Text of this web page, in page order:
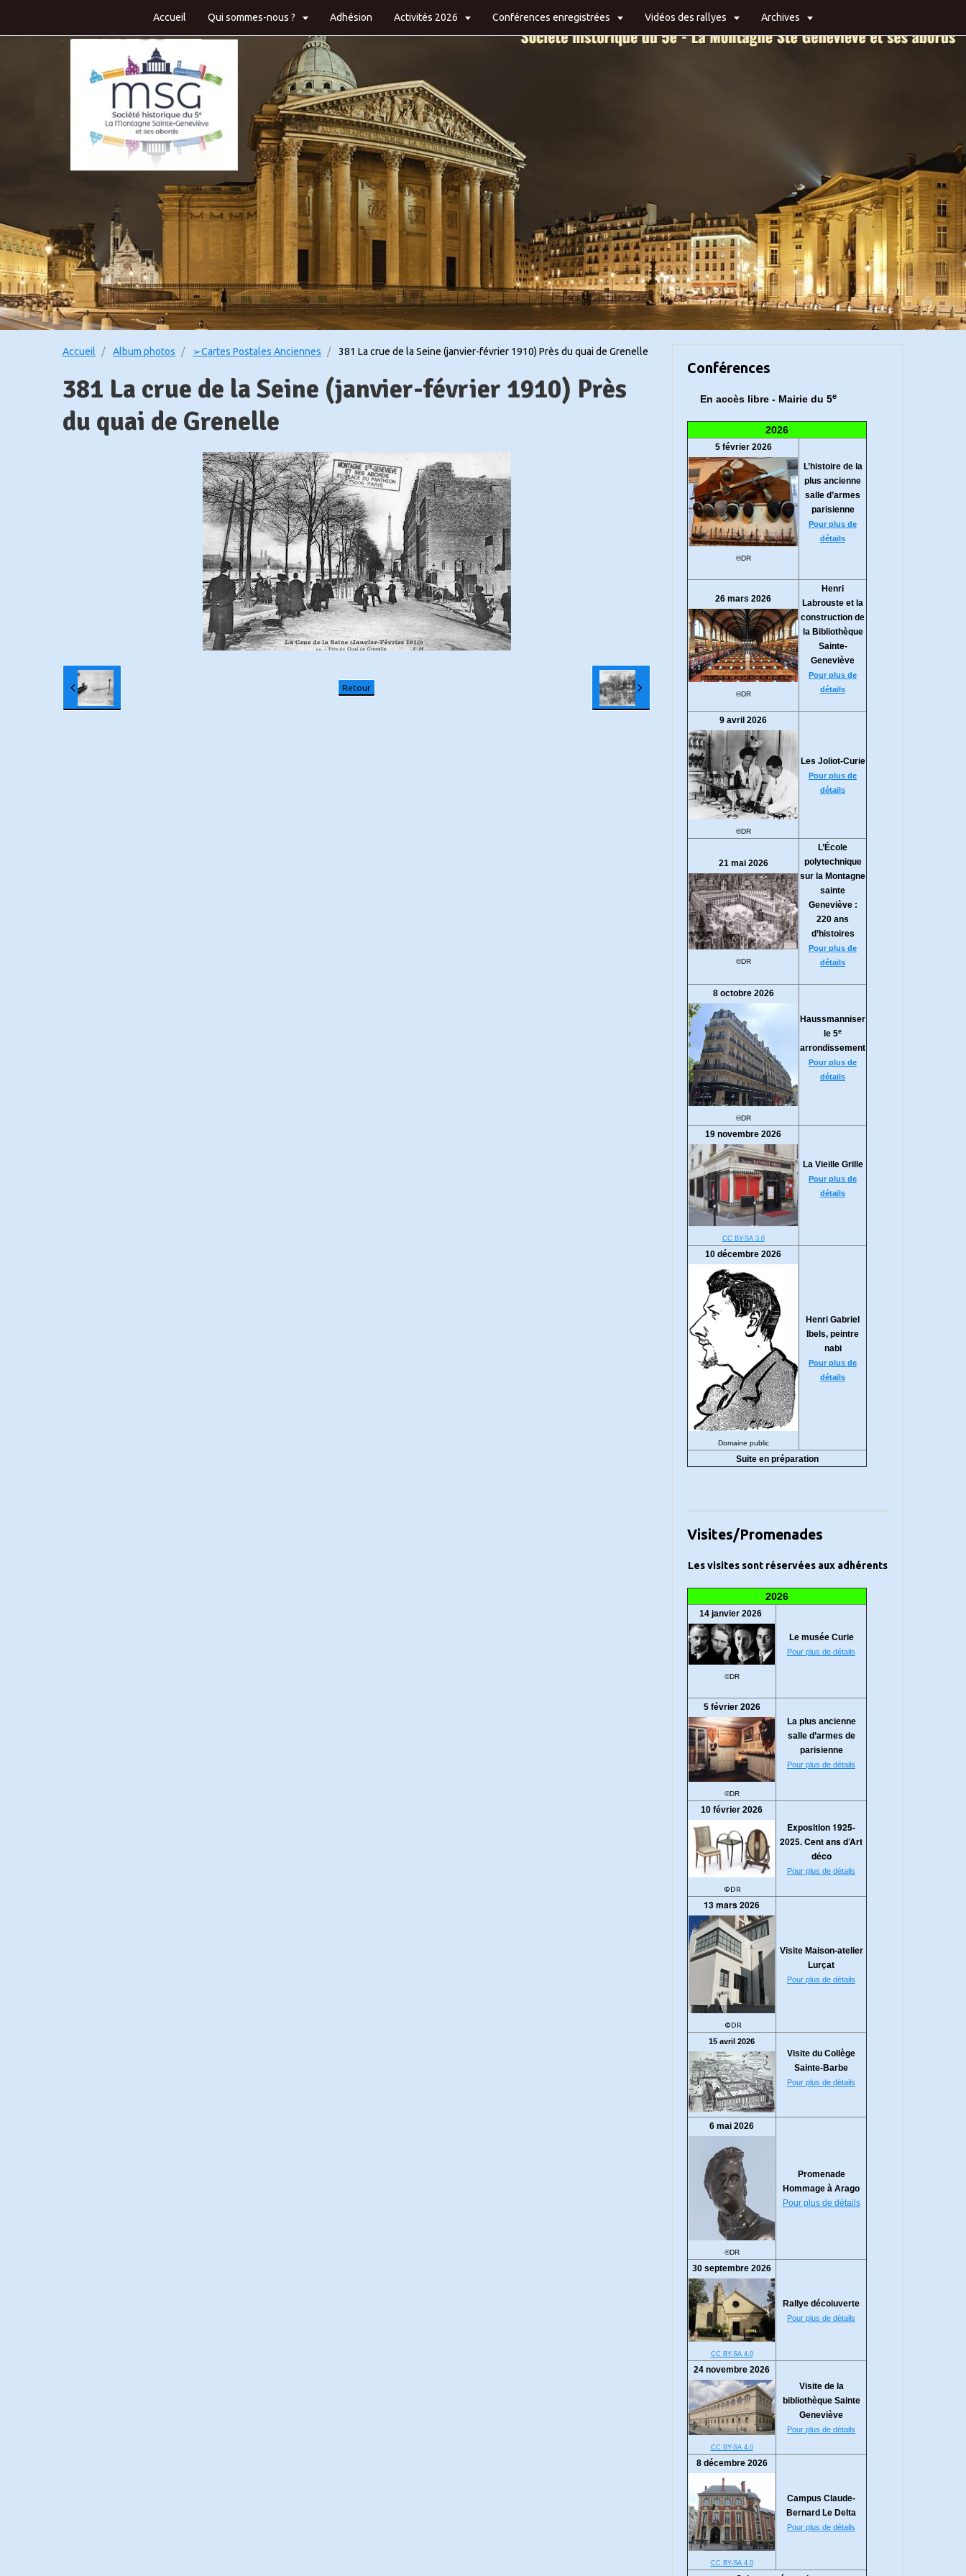
Accueil Qui sommes-nous ? Adhésion Activités 2026 Conférences enregistrées Vidéos des rallyes Archives
Accueil Album photos ➢Cartes Postales Anciennes 381 La crue de la Seine (janvier-février 1910) Près du quai de Grenelle
381 La crue de la Seine (janvier-février 1910) Près
du quai de Grenelle
Retour
Conférences
En accès libre - Mairie du 5e
2026
5 février 2026
©DR
L’histoire de la
plus ancienne
salle d’armes
parisienne
Pour plus de
détails
26 mars 2026
©DR
Henri
Labrouste et la
construction de
la Bibliothèque
Sainte-
Geneviève
Pour plus de
détails
9 avril 2026
©DR
Les Joliot-Curie
Pour plus de
détails
21 mai 2026
©DR
L’École
polytechnique
sur la Montagne
sainte
Geneviève :
220 ans
d’histoires
Pour plus de
détails
8 octobre 2026
©DR
Haussmanniser
le 5e
arrondissement
Pour plus de
détails
19 novembre 2026
CC BY-SA 3.0
La Vieille Grille
Pour plus de
détails
10 décembre 2026
Domaine public
Henri Gabriel
Ibels, peintre
nabi
Pour plus de
détails
Suite en préparation
Visites/Promenades
Les visites sont réservées aux adhérents
2026
14 janvier 2026
©DR
Le musée Curie
Pour plus de détails
5 février 2026
©DR
La plus ancienne
salle d’armes de
parisienne
Pour plus de détails
10 février 2026
©DR
Exposition 1925-
2025. Cent ans d’Art
déco
Pour plus de détails
13 mars 2026
©DR
Visite Maison-atelier
Lurçat
Pour plus de détails
15 avril 2026
Visite du Collège
Sainte-Barbe
Pour plus de détails
6 mai 2026
©DR
Promenade
Hommage à Arago
Pour plus de détails
30 septembre 2026
CC BY-SA 4.0
Rallye décoiuverte
Pour plus de détails
24 novembre 2026
CC BY-SA 4.0
Visite de la
bibliothèque Sainte
Geneviève
Pour plus de détails
8 décembre 2026
CC BY-SA 4.0
Campus Claude-
Bernard Le Delta
Pour plus de détails